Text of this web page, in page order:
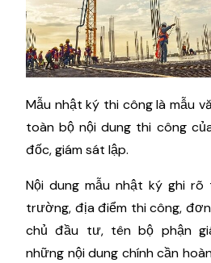
Mẫu nhật ký thi công là mẫu
toàn bộ nội dung thi công
đốc, giám sát lập.
Nội dung mẫu nhật ký ghi
trường, địa điểm thi công,
chủ đầu tư, tên bộ phận
những nội dung chính cần